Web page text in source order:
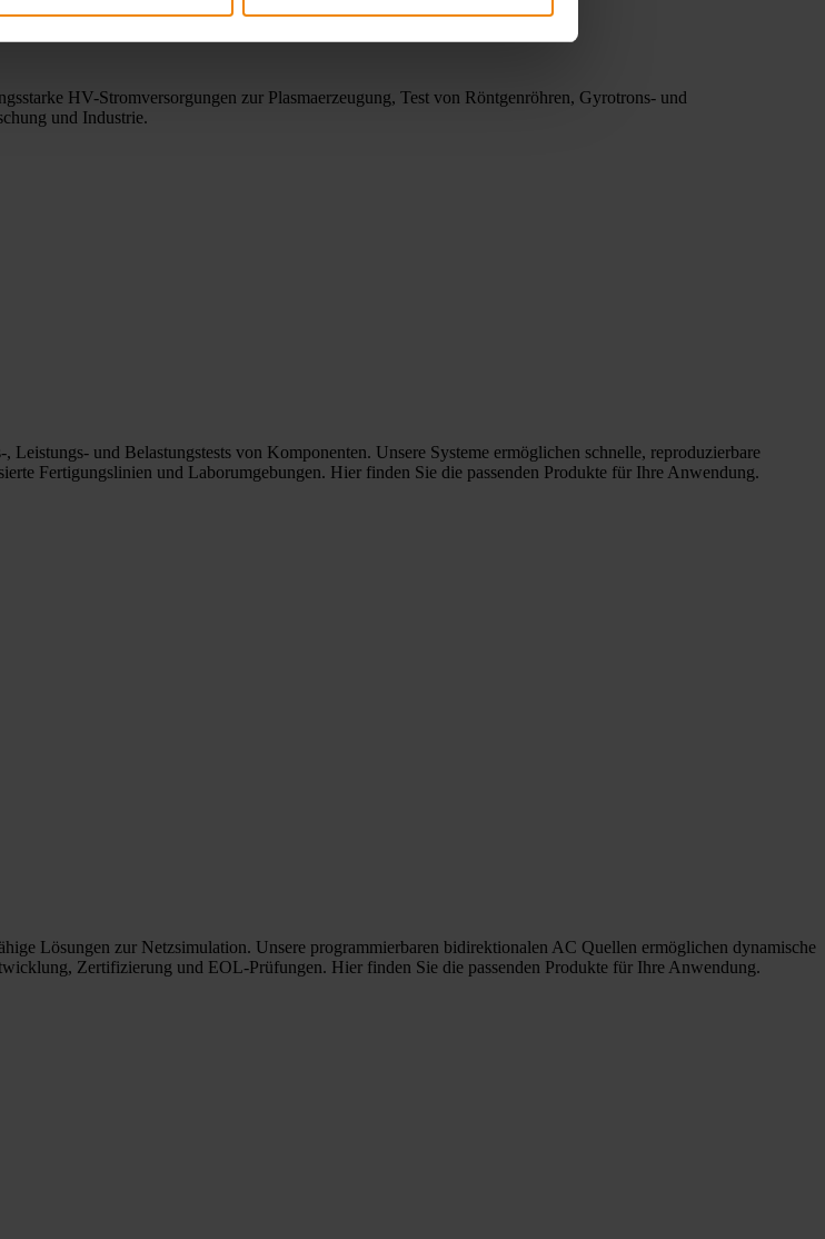
HV-Stromversorgungen zur Plasmaerzeugung, Test von Röntgenröhren, Gyrotrons- und
und Industrie.
und Belastungstests von Komponenten. Unsere Systeme ermöglichen schnelle, reproduzierbare
Fertigungslinien und Laborumgebungen. Hier finden Sie die passenden Produkte für Ihre Anwendung.
Lösungen zur Netzsimulation. Unsere programmierbaren bidirektionalen AC Quellen ermöglichen dynamische
Zertifizierung und EOL-Prüfungen. Hier finden Sie die passenden Produkte für Ihre Anwendung.